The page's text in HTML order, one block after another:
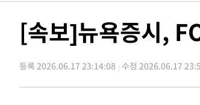
[속보]뉴욕증시,
등록 2026.06.17 23:14:08 수정 2026.06.17